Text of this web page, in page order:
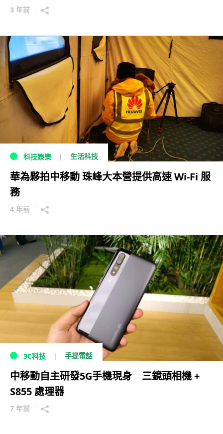
3 年前
科技娛樂 生活科技
華為夥拍中移動 珠峰大本營提供高速 Wi-Fi 服
務
4 年前
3C科技 手提電話
中移動自主研發5G手機現身 三鏡頭相機 +
S855 處理器
7 年前